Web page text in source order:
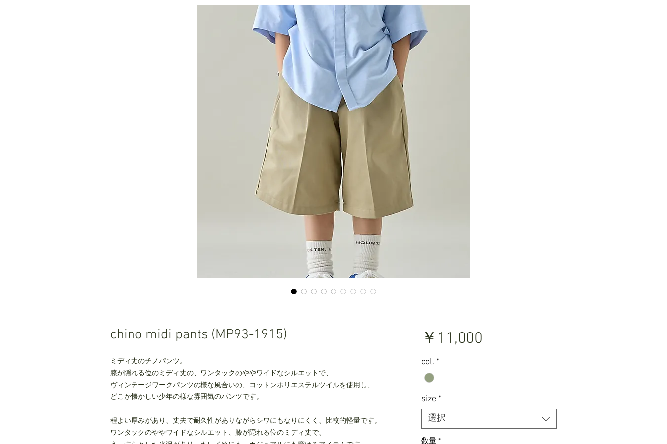
chino midi pants (MP93-1915)
ミディ丈のチノパンツ。
膝が隠れる位のミディ丈の、ワンタックのややワイドなシルエットで、
ヴィンテージワークパンツの様な風合いの、コットンポリエステルツイルを使用し、
どこか懐かしい少年の様な雰囲気のパンツです。
程よい厚みがあり、丈夫で耐久性がありながらシワにもなりにくく、比較的軽量です。
ワンタックのややワイドなシルエット、膝が隠れる位のミディ丈で、
￥11,000
col. *
size *
選択
数量 *